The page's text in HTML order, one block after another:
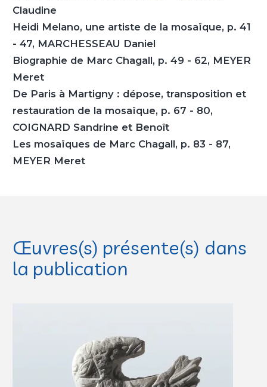
Claudine
Heidi Melano, une artiste de la mosaïque, p. 41
- 47, MARCHESSEAU Daniel
Biographie de Marc Chagall, p. 49 - 62, MEYER
Meret
De Paris à Martigny : dépose, transposition et
restauration de la mosaïque, p. 67 - 80,
COIGNARD Sandrine et Benoît
Les mosaïques de Marc Chagall, p. 83 - 87,
MEYER Meret
Œuvres(s) présente(s) dans
la publication